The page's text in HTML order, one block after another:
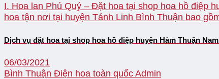
I. Hoa lan Phú Quý – Đặt hoa tại shop hoa hồ điệp
hoa tận nơi tại huyện Tánh Linh Bình Thuận bao
Dịch vụ đặt hoa tại shop hoa hồ điệp huyện Hàm Thuận
06/03/2021
Bình Thuận Điện hoa toàn quốcAdmin